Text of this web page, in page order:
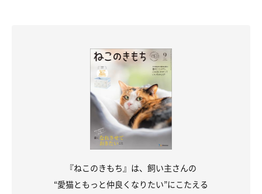
猫ちゃんの嫌いなことランキング、第1位は「大きな音」！雷、
『ねこのきもち』は、飼い主さんの
“愛猫ともっと仲良くなりたい”にこたえる